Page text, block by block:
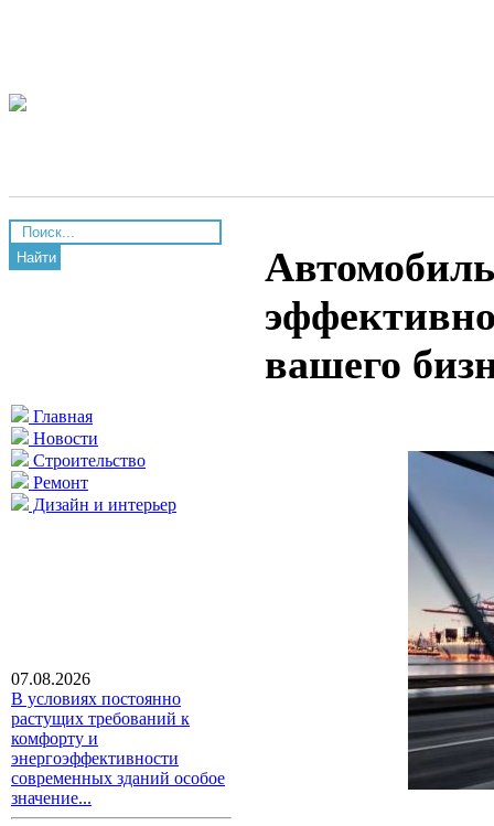
Найти
Главная
Новости
Строительство
Ремонт
Дизайн и интерьер
07.08.2026
В условиях постоянно
растущих требований к
комфорту и
энергоэффективности
современных зданий особое
значение...
вашего